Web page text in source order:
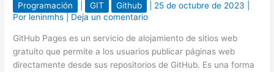
Programación GIT Github 25 de octubre de 2023
Por leninmhs Deja un comentario
GitHub Pages es un servicio de alojamiento de sitios web
gratuito que permite a los usuarios publicar páginas web
directamente desde sus repositorios de GitHub. Es una forma